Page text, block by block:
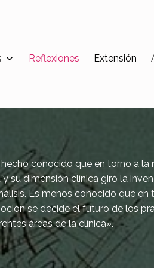
Reflexiones Extensión
hecho conocido que en torno a la
su dimensión clínica giró la
Es menos conocido que en
se decide el futuro de los
áreas de la clínica».